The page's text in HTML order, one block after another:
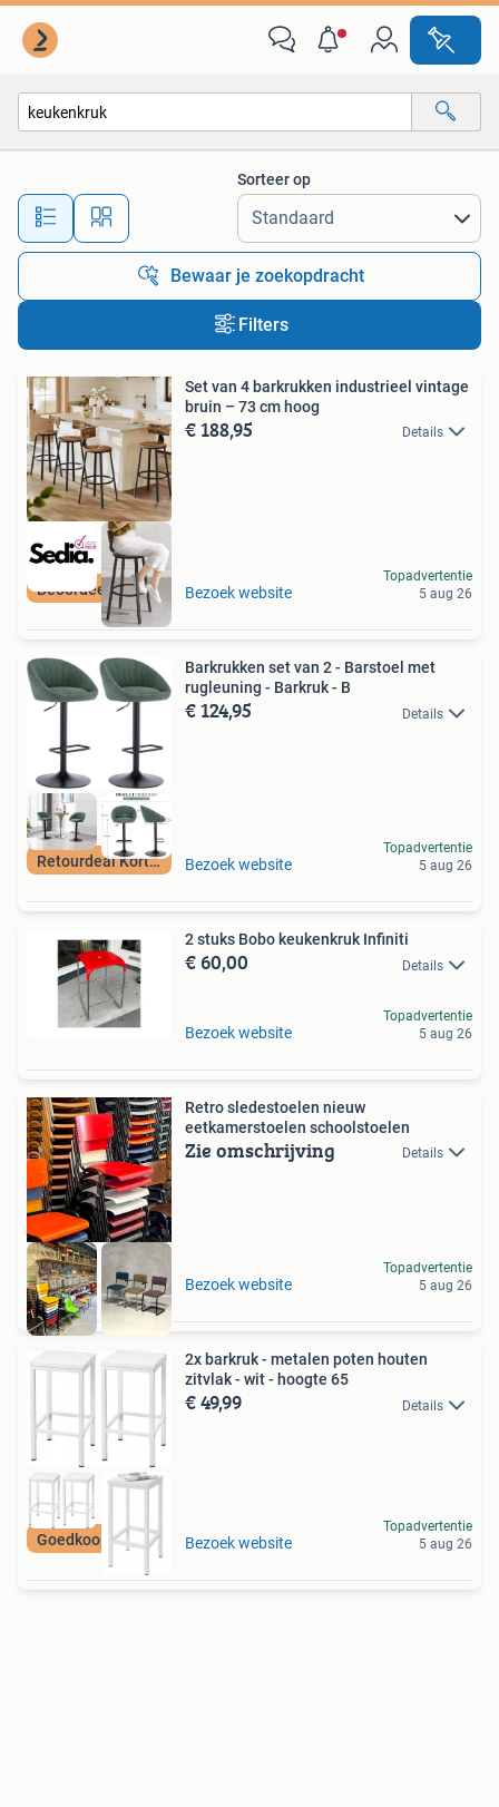
Alle afstanden…
Sorteer op
Bewaar je zoekopdracht
Filters
Beoordeeld met 9+
Set van 4 barkrukken industrieel vintage
bruin – 73 cm hoog
€ 188,95 Details
Bezoek website
Topadvertentie
5 aug 26
Retourdeal Korting
Barkrukken set van 2 - Barstoel met
rugleuning - Barkruk - B
€ 124,95 Details
Bezoek website
Topadvertentie
5 aug 26
2 stuks Bobo keukenkruk Infiniti
€ 60,00 Details
Bezoek website
Topadvertentie
5 aug 26
Retro sledestoelen nieuw
eetkamerstoelen schoolstoelen
Zie omschrijving Details
Bezoek website
Topadvertentie
5 aug 26
Goedkoopste van NL
2x barkruk - metalen poten houten
zitvlak - wit - hoogte 65
€ 49,99 Details
Bezoek website
Topadvertentie
5 aug 26